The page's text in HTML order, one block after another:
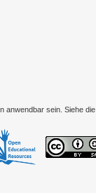
anwendbar sein. Siehe die